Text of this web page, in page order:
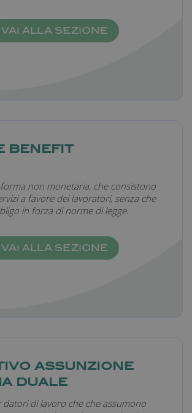
VAI ALLA SEZIONE
benefit
non monetaria, che consistono
a favore dei lavoratori, senza che
in forza di norme di legge.
VAI ALLA SEZIONE
assunzione
duale
datori di lavoro che che assumono